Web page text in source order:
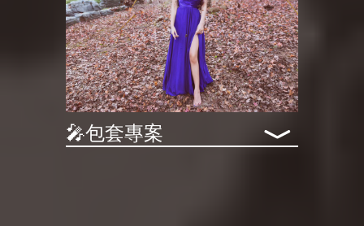
🎤包套專案 ﹀